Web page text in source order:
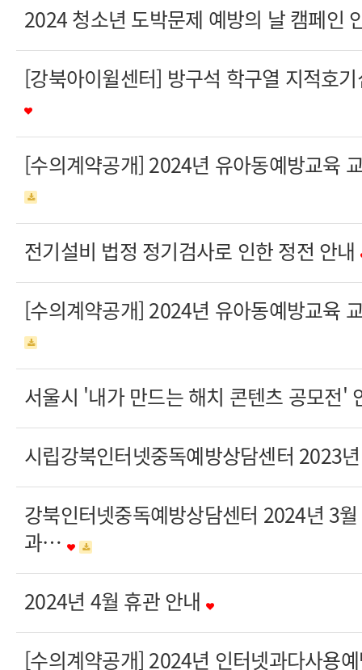
2024 청소년 도박문제 예방의 날 캠페인
[강북아이윌센터] 방구석 학구열 지적호
[수의계약공개] 2024년 유아동예방교육
전기설비 법정 정기검사로 인한 정전 안내
[수의계약공개] 2024년 유아동예방교육
서울시 '내가 만드는 해치 콘텐츠 공모전'
시립강북인터넷중독예방상담센터 2023
강북인터넷중독예방상담센터 2024년 3
과…
2024년 4월 휴관 안내
[수의계약공개] 2024년 인터넷과다사용